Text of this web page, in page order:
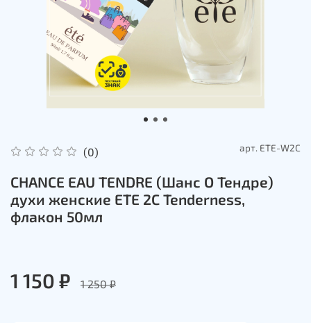
(0) арт. ETE-W2C
CHANCE EAU TENDRE (Шанс О Тендре)
духи женские ETE 2C Tenderness,
флакон 50мл
1 150 ₽ 1 250 ₽